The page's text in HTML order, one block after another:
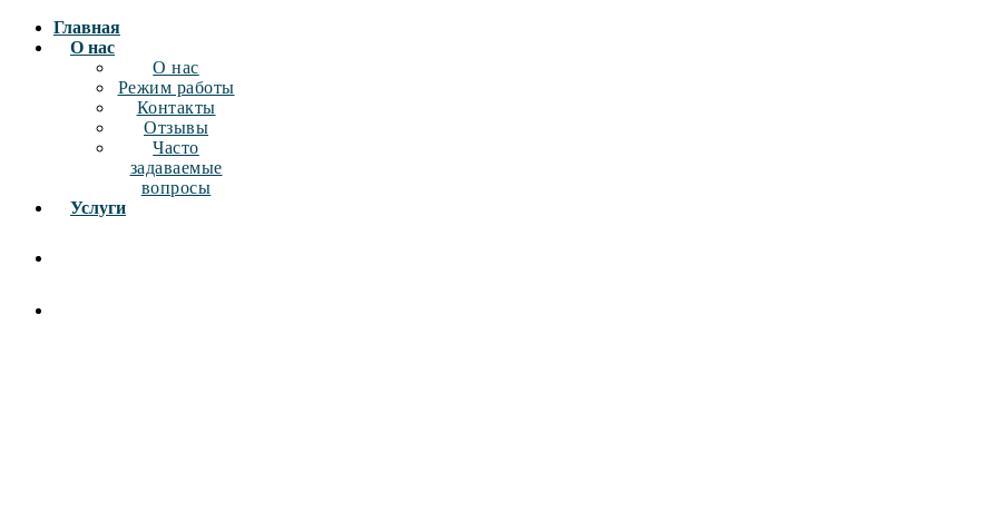
Главная
О нас
О нас
Режим работы
Контакты
Отзывы
Часто
задаваемые
вопросы
Услуги